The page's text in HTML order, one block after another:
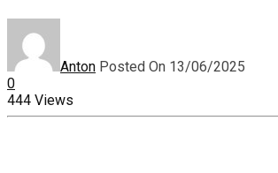
Anton Posted On 13/06/2025
0
444 Views